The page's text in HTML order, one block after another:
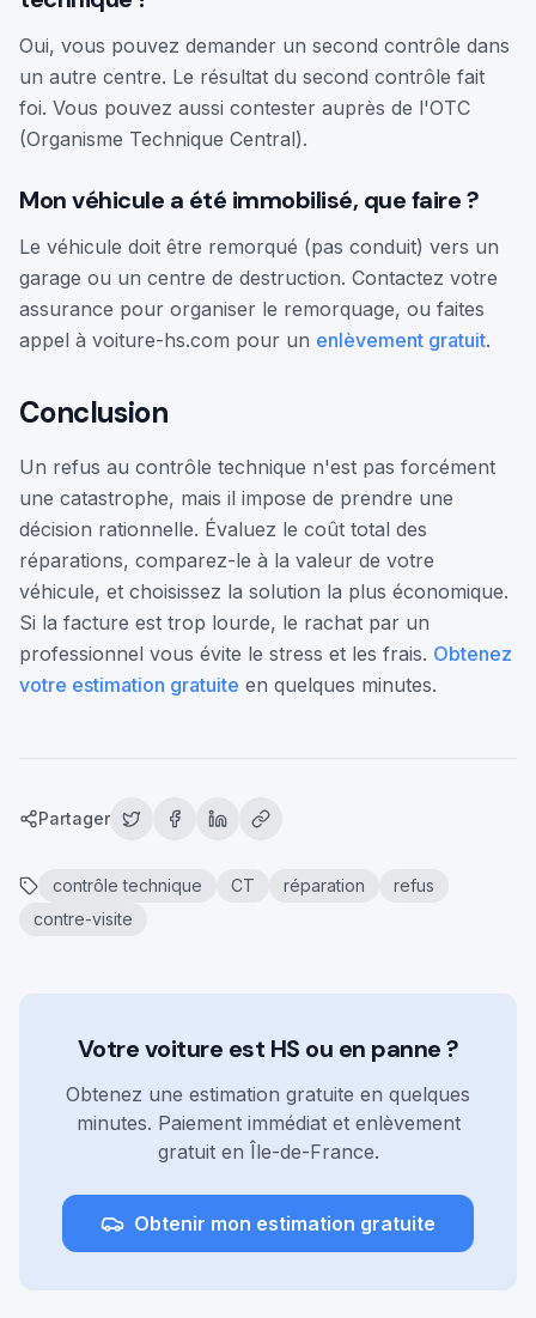
Oui, vous pouvez demander un second contrôle dans
un autre centre. Le résultat du second contrôle fait
foi. Vous pouvez aussi contester auprès de l'OTC
(Organisme Technique Central).
Mon véhicule a été immobilisé, que faire ?
Le véhicule doit être remorqué (pas conduit) vers un
garage ou un centre de destruction. Contactez votre
assurance pour organiser le remorquage, ou faites
appel à voiture-hs.com pour un enlèvement gratuit.
Conclusion
Un refus au contrôle technique n'est pas forcément
une catastrophe, mais il impose de prendre une
décision rationnelle. Évaluez le coût total des
réparations, comparez-le à la valeur de votre
véhicule, et choisissez la solution la plus économique.
Si la facture est trop lourde, le rachat par un
professionnel vous évite le stress et les frais. Obtenez
votre estimation gratuite en quelques minutes.
Partager
contrôle technique CT réparation
refus
contre-visite
Votre voiture est HS ou en panne ?
Obtenez une estimation gratuite en quelques
minutes. Paiement immédiat et enlèvement
gratuit en Île-de-France.
Obtenir mon estimation gratuite